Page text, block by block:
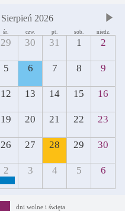
Sierpień 2026
śr. czw. pt. sob. niedz.
29 30 31 1 2
5 6 7 8 9
12 13 14 15 16
19 20 21 22 23
26 27 28 29 30
2 3 4 5 6
dni wolne i święta